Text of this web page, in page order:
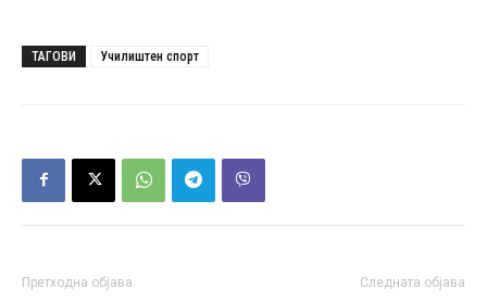
ТАГОВИ Училиштен спорт
Претходна објава Следната објава